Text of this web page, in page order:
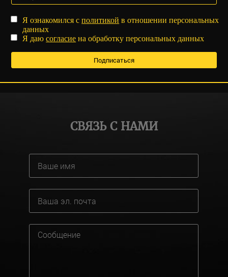
Я ознакомился сполитикой в отношении персональных
данных
Я даюсогласие на обработку персональных данных
СВЯЗЬ С НАМИ